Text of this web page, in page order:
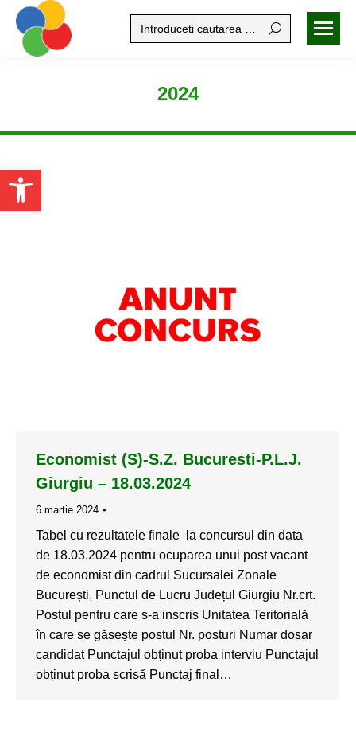
Open toolbar
Search:
2024
Economist (S)-S.Z. Bucuresti-P.L.J.
Giurgiu – 18.03.2024
6 martie 2024
Tabel cu rezultatele finale la concursul din data
de 18.03.2024 pentru ocuparea unui post vacant
de economist din cadrul Sucursalei Zonale
București, Punctul de Lucru Județul Giurgiu Nr.crt.
Postul pentru care s-a inscris Unitatea Teritorială
în care se găsește postul Nr. posturi Numar dosar
candidat Punctajul obținut proba interviu Punctajul
obținut proba scrisă Punctaj final…